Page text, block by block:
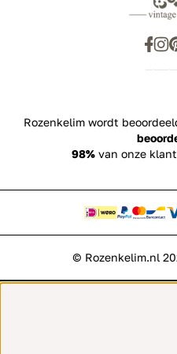
Rozenkelim wordt
98%van onze
© Rozenkelim.nl